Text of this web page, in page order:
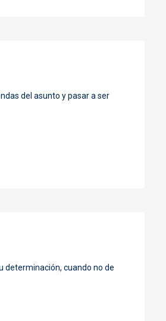
del asunto y pasar a ser
determinación, cuando no de